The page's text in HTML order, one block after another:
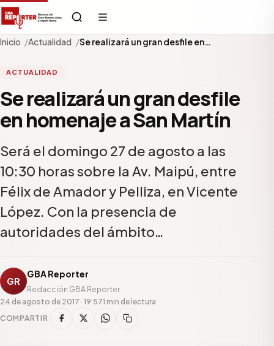
Inicio Actualidad Se realizará un gran desfile en…
ACTUALIDAD
Se realizará un gran desfile
en homenaje a San Martín
Será el domingo 27 de agosto a las
10:30 horas sobre la Av. Maipú, entre
Félix de Amador y Pelliza, en Vicente
López. Con la presencia de
autoridades del ámbito…
GR
GBA Reporter
Redacción GBA Reporter
24 de agosto de 2017 · 19:571 min de lectura
COMPARTIR